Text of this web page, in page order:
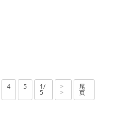
4 5 1/
5
>
>
尾
页